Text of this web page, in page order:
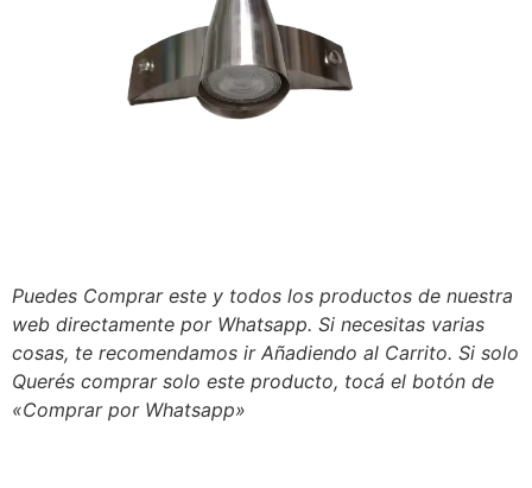
Puedes Comprar este y todos los productos de nuestra
web directamente por Whatsapp. Si necesitas varias
cosas, te recomendamos ir Añadiendo al Carrito. Si solo
Querés comprar solo este producto, tocá el botón de
«Comprar por Whatsapp»